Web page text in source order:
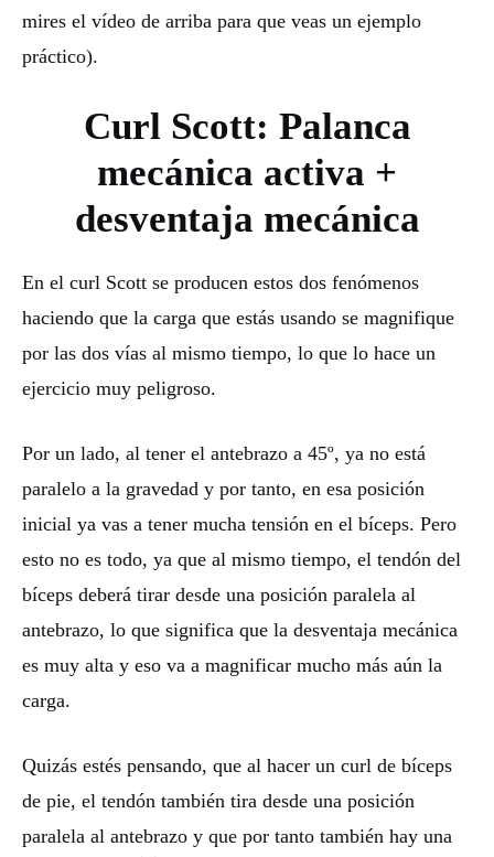
mires el vídeo de arriba para que veas un ejemplo
práctico).
Curl Scott: Palanca
mecánica activa +
desventaja mecánica
En el curl Scott se producen estos dos fenómenos
haciendo que la carga que estás usando se magnifique
por las dos vías al mismo tiempo, lo que lo hace un
ejercicio muy peligroso.
Por un lado, al tener el antebrazo a 45º, ya no está
paralelo a la gravedad y por tanto, en esa posición
inicial ya vas a tener mucha tensión en el bíceps. Pero
esto no es todo, ya que al mismo tiempo, el tendón del
bíceps deberá tirar desde una posición paralela al
antebrazo, lo que significa que la desventaja mecánica
es muy alta y eso va a magnificar mucho más aún la
carga.
Quizás estés pensando, que al hacer un curl de bíceps
de pie, el tendón también tira desde una posición
paralela al antebrazo y que por tanto también hay una